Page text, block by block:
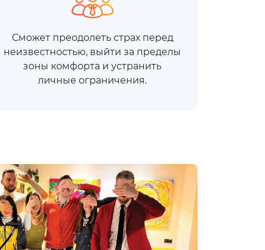
Сможет преодолеть страх перед
неизвестностью, выйти за пределы
зоны комфорта и устранить
личные ограничения.